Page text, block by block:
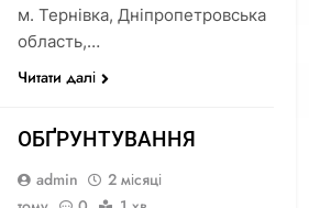
м. Тернівка, Дніпропетровська
область,…
Читати далі
ОБҐРУНТУВАННЯ
admin
2 місяці